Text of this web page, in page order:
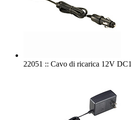
22051 :: Cavo di ricarica 12V DC1